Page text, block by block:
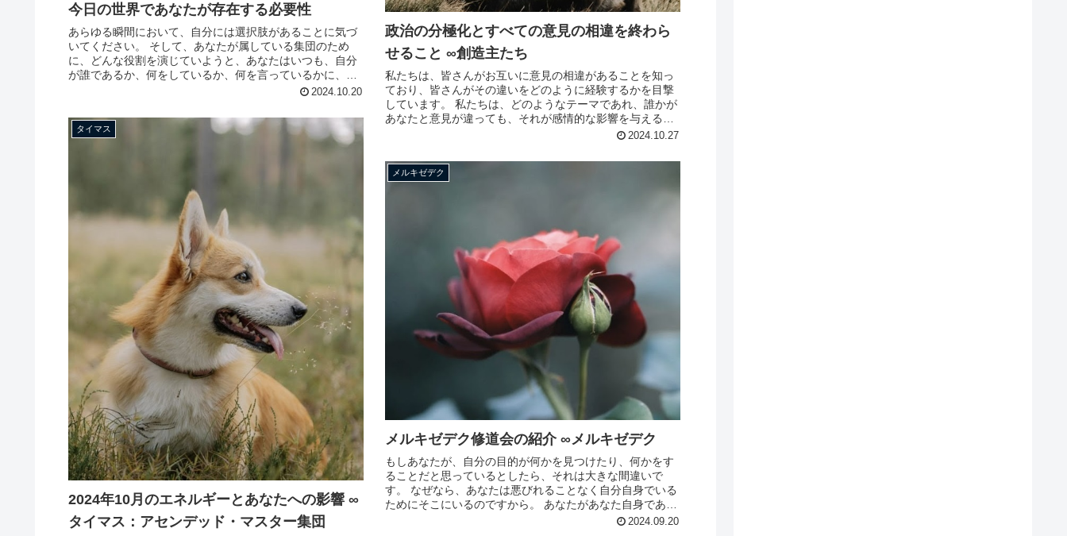
政治の分極化とすべての意見の相違を終わら
せること ∞創造主たち
私たちは、皆さんがお互いに意見の相違があることを知っ
ており、皆さんがその違いをどのように経験するかを目撃
しています。 私たちは、どのようなテーマであれ、誰かが
あなたと意見が違っても、それが感情的な影響を与える必
2024.10.27
今日の世界であなたが存在する必要性
あらゆる瞬間において、自分には選択肢があることに気づ
いてください。 そして、あなたが属している集団のため
に、どんな役割を演じていようと、あなたはいつも、自分
が誰であるか、何をしているか、何を言っているかに、よ
2024.10.20
タイマス
2024年10月のエネルギーとあなたへの影響 ∞
タイマス：アセンデッド・マスター集団
メルキゼデク
メルキゼデク修道会の紹介 ∞メルキゼデク
もしあなたが、自分の目的が何かを見つけたり、何かをす
ることだと思っているとしたら、それは大きな間違いで
す。 なぜなら、あなたは悪びれることなく自分自身でいる
ためにそこにいるのですから。 あなたがあなた自身であ
2024.09.20